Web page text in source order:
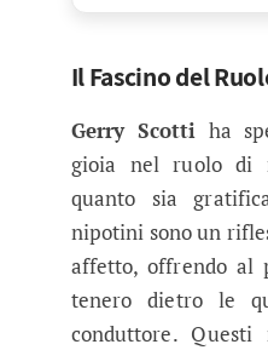
Il Fascino del
Gerry Scotti ha
gioia nel ruolo di
quanto sia
nipotini sono un
affetto, offrendo al
tenero dietro le
conduttore. Questi